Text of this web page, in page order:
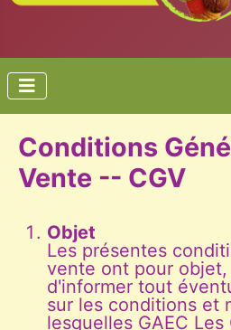
Conditions
Vente -- CGV
Objet
Les présentes
vente ont pour
d'informer tout
sur les conditions et
lesquelles GAEC